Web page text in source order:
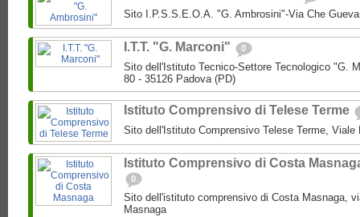
Sito I.P.S.S.E.O.A. "G. Ambrosini"-Via Che
I.T.T. "G. Marconi" 0
Sito dell'Istituto Tecnico-Settore Tecnologico "G.
80 - 35126 Padova (PD)
Istituto Comprensivo di Telese Terme
Sito dell'Istituto Comprensivo Telese Terme, Viale
Istituto Comprensivo di Costa
0
Sito dell'istituto comprensivo di Costa Masnaga,
Masnaga